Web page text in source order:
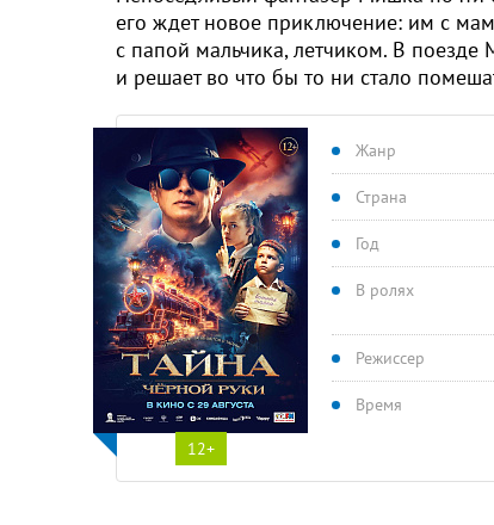
его ждет новое приключение: им с
с папой мальчика, летчиком. В
и решает во что бы то ни стало
12+
Жанр
Страна
Год
В ролях
Режиссер
Время